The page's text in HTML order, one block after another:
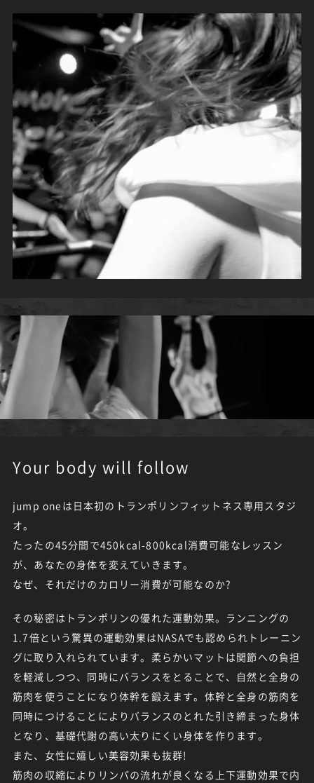
Your body will follow
jump oneは日本初のトランポリンフィットネス専用スタジ
オ。
たったの45分間で450kcal-800kcal消費可能なレッスン
が、あなたの身体を変えていきます。
なぜ、それだけのカロリー消費が可能なのか?
その秘密はトランポリンの優れた運動効果。ランニングの
1.7倍という驚異の運動効果はNASAでも認められトレーニン
グに取り入れられています。柔らかいマットは関節への負担
を軽減しつつ、同時にバランスをとることで、自然と全身の
筋肉を使うことになり体幹を鍛えます。体幹と全身の筋肉を
同時につけることによりバランスのとれた引き締まった身体
となり、基礎代謝の高い太りにくい身体を作ります。
また、女性に嬉しい美容効果も抜群!
筋肉の収縮によりリンパの流れが良くなる上下運動効果で内